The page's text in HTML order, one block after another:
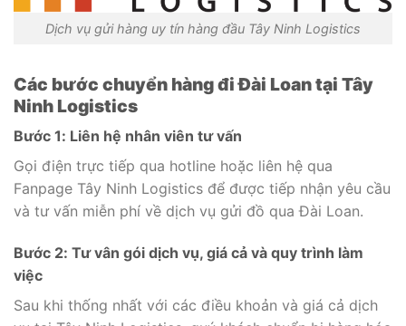
Dịch vụ gửi hàng uy tín hàng đầu Tây Ninh Logistics
Các bước chuyển hàng đi Đài Loan tại Tây
Ninh Logistics
Bước 1: Liên hệ nhân viên tư vấn
Gọi điện trực tiếp qua hotline hoặc liên hệ qua
Fanpage Tây Ninh Logistics để được tiếp nhận yêu cầu
và tư vấn miễn phí về dịch vụ gửi đồ qua Đài Loan.
Bước 2: Tư vân gói dịch vụ, giá cả và quy trình làm
việc
Sau khi thống nhất với các điều khoản và giá cả dịch